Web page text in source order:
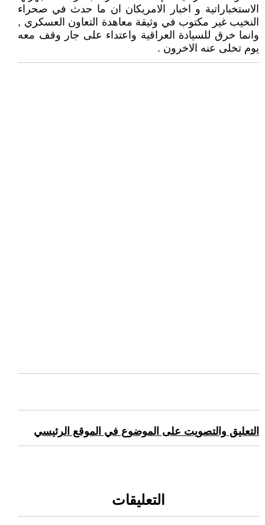
الاستخباراتية و اخبار الامريكان ان ما حدث في صحراء
النخيب غير مكتوب في وثيقة معاهدة التعاون العسكري ,
وانما خرق للسيادة العراقية واعتداء على جار وقف معه
يوم تخلى عنه الاخرون .
التعليق والتصويت على الموضوع في الموقع الرئيسي
التعليقات